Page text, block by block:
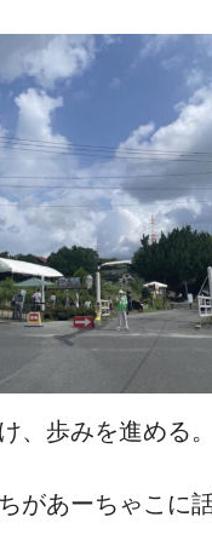
、歩みを進める。
があーちゃこに